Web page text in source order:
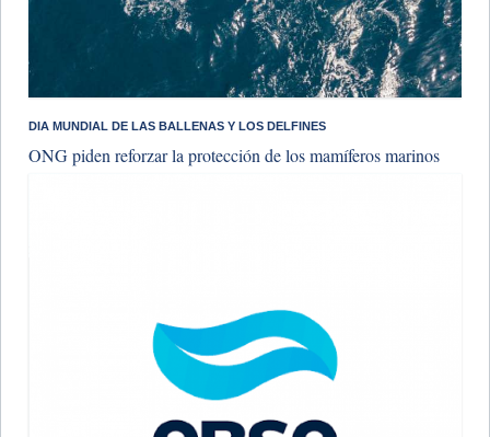
DIA MUNDIAL DE LAS BALLENAS Y LOS DELFINES
ONG piden reforzar la protección de los mamíferos marinos